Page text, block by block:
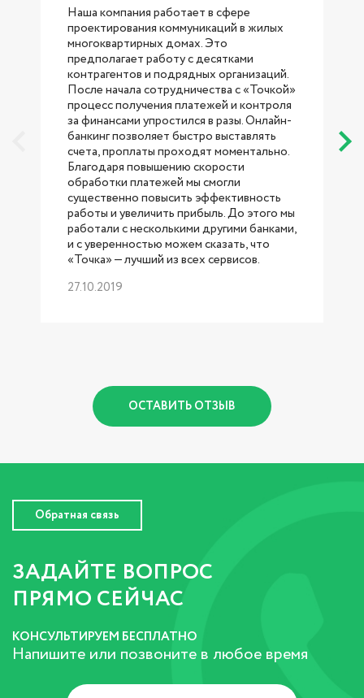
Наша компания работает в сфере
проектирования коммуникаций в жилых
многоквартирных домах. Это
предполагает работу с десятками
контрагентов и подрядных организаций.
После начала сотрудничества с «Точкой»
процесс получения платежей и контроля
за финансами упростился в разы. Онлайн-
банкинг позволяет быстро выставлять
счета, проплаты проходят моментально.
Благодаря повышению скорости
обработки платежей мы смогли
существенно повысить эффективность
работы и увеличить прибыль. До этого мы
работали с несколькими другими банками,
и с уверенностью можем сказать, что
«Точка» — лучший из всех сервисов.
27.10.2019
ОСТАВИТЬ ОТЗЫВ
Обратная связь
ЗАДАЙТЕ ВОПРОС
ПРЯМО СЕЙЧАС
КОНСУЛЬТИРУЕМ БЕСПЛАТНО
Напишите или позвоните в любое время